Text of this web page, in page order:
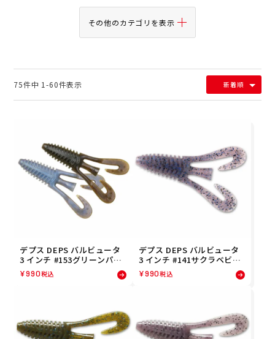
その他のカテゴリを表示
新着順
75件中 1-60件表示
デプス DEPS バルビュータ
3 インチ #153グリーンパン
プキン・ブルーグリマー BA
RBUTE 3 inch フィッシン
¥990税込
デプス DEPS バルビュータ
3 インチ #141サクラベビー/
ブルーフレーク BARBUTE 3
inch フィッシング 釣り ル
¥990税込